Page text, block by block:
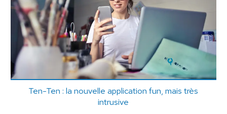
Ten-Ten : la nouvelle application fun, mais très
intrusive